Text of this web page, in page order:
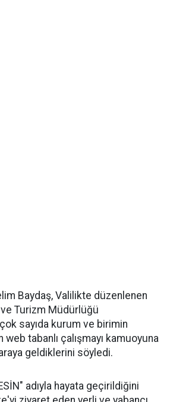
Baydaş, Valilikte düzenlenen
Turizm Müdürlüğü
sayıda kurum ve birimin
web tabanlı çalışmayı kamuoyuna
geldiklerini söyledi.
adıyla hayata geçirildiğini